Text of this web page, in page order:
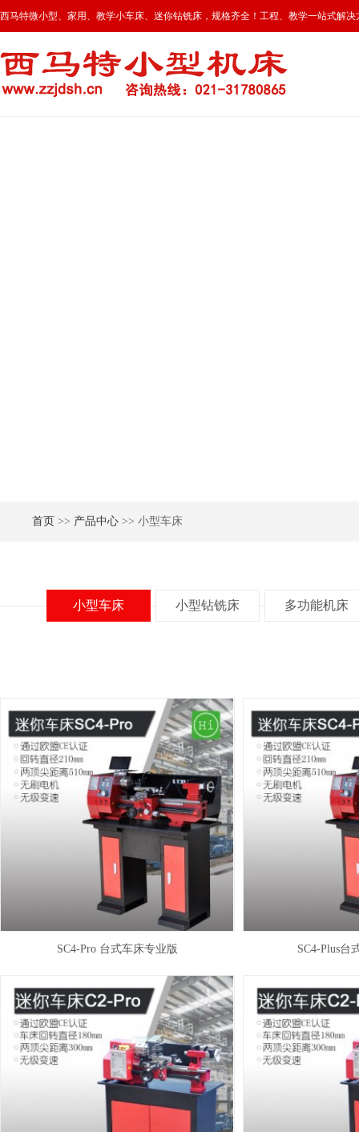
西马特微小型、家用、教学小车床、迷你钻铣床，规格齐全！工程、教学一站式解决
首页 >> 产品中心 >> 小型车床
小型车床 小型钻铣床 多功能机床
SC4-Pro 台式车床专业版 SC4-Plus台